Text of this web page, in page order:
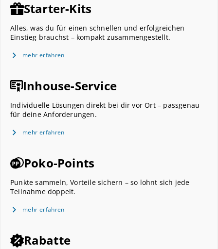
Starter-Kits
Alles, was du für einen schnellen und erfolgreichen
Einstieg brauchst – kompakt zusammengestellt.
mehr erfahren
Inhouse-Service
Individuelle Lösungen direkt bei dir vor Ort – passgenau
für deine Anforderungen.
mehr erfahren
Poko-Points
Punkte sammeln, Vorteile sichern – so lohnt sich jede
Teilnahme doppelt.
mehr erfahren
Rabatte